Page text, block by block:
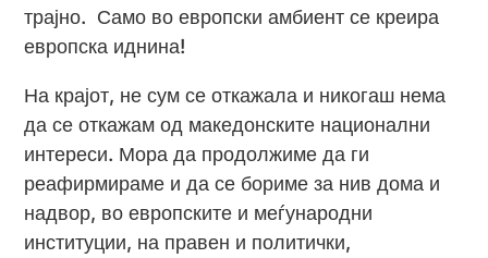
трајно. Само во европски амбиент се креира
европска иднина!
На крајот, не сум се откажала и никогаш нема
да се откажам од македонските национални
интереси. Мора да продолжиме да ги
реафирмираме и да се бориме за нив дома и
надвор, во европските и меѓународни
институции, на правен и политички,